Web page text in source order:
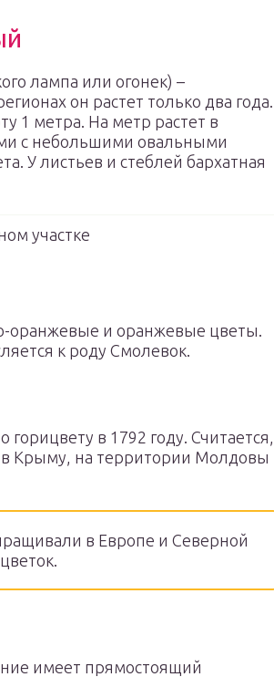
лампа или огонек) –
он растет только два года.
1 метра. На метр растет в
с небольшими овальными
У листьев и стеблей бархатная
участке
оранжевые и оранжевые цветы.
к роду Смолевок.
в 1792 году. Считается,
в Крыму, на территории Молдовы
в Европе и Северной
имеет прямостоящий